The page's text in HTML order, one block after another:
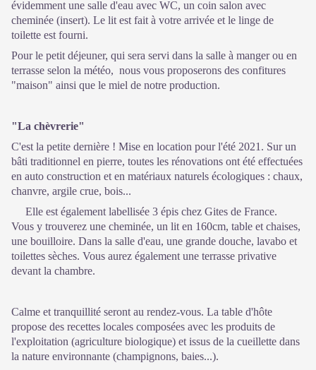
évidemment une salle d'eau avec WC, un coin salon avec
cheminée (insert). Le lit est fait à votre arrivée et le linge de
toilette est fourni.
Pour le petit déjeuner, qui sera servi dans la salle à manger ou en
terrasse selon la météo, nous vous proposerons des confitures
"maison" ainsi que le miel de notre production.
"La chèvrerie"
C'est la petite dernière ! Mise en location pour l'été 2021. Sur un
bâti traditionnel en pierre, toutes les rénovations ont été effectuées
en auto construction et en matériaux naturels écologiques : chaux,
chanvre, argile crue, bois...
Elle est également labellisée 3 épis chez Gites de France.
Vous y trouverez une cheminée, un lit en 160cm, table et chaises,
une bouilloire. Dans la salle d'eau, une grande douche, lavabo et
toilettes sèches. Vous aurez également une terrasse privative
devant la chambre.
Calme et tranquillité seront au rendez-vous. La table d'hôte
propose des recettes locales composées avec les produits de
l'exploitation (agriculture biologique) et issus de la cueillette dans
la nature environnante (champignons, baies...).